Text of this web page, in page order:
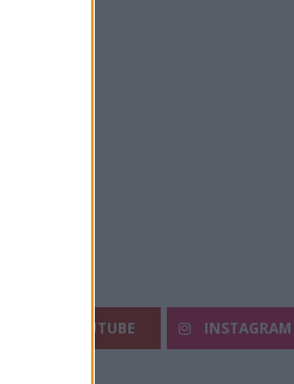
YOUTUBE INSTAGRAM